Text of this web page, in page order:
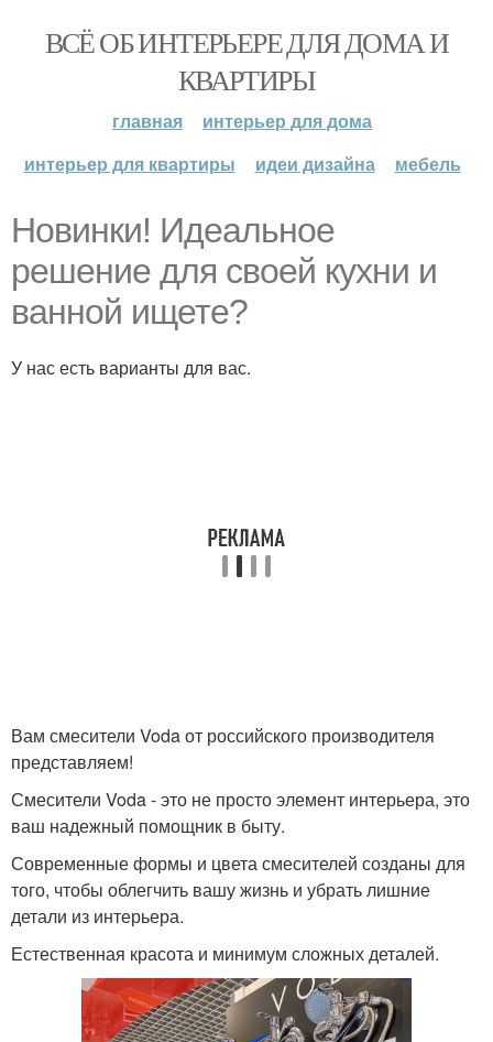
ВСЁ ОБ ИНТЕРЬЕРЕ ДЛЯ ДОМА И
КВАРТИРЫ
главная
интерьер для дома
интерьер для квартиры
идеи дизайна мебель
Новинки! Идеальное
решение для своей кухни и
ванной ищете?
У нас есть варианты для вас.
Вам смесители Voda от российского производителя
представляем!
Смесители Voda - это не просто элемент интерьера, это
ваш надежный помощник в быту.
Современные формы и цвета смесителей созданы для
того, чтобы облегчить вашу жизнь и убрать лишние
детали из интерьера.
Естественная красота и минимум сложных деталей.